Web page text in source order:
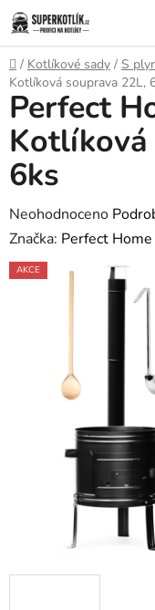
Přejít
na
obsah
Domů
/ Kotlíkové sady / S
Kotlíková souprava 22L,
Perfect
Kotlíková
6ks
Průměrné
hodnocení
produktu
hvězdiček.
Neohodnoceno
Značka: Perfect Home
AKCE